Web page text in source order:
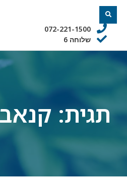
072-221-1500
שלוחה 6
תגית: